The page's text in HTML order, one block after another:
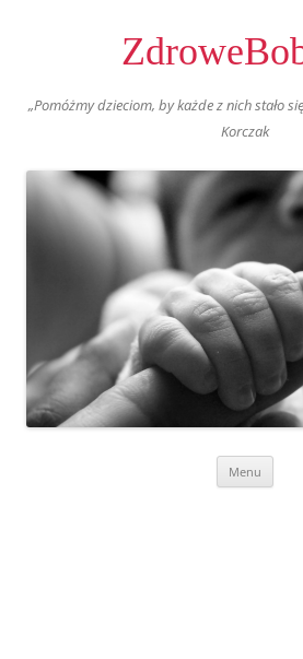
„Pomóżmy dzieciom, by każde z nich stało
Korczak
Menu